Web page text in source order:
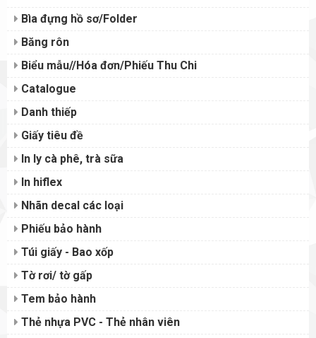
Bìa đựng hồ sơ/Folder
Băng rôn
Biểu mẫu//Hóa đơn/Phiếu Thu Chi
Catalogue
Danh thiếp
Giấy tiêu đề
In ly cà phê, trà sữa
In hiflex
Nhãn decal các loại
Phiếu bảo hành
Túi giấy - Bao xốp
Tờ rơi/ tờ gấp
Tem bảo hành
Thẻ nhựa PVC - Thẻ nhân viên